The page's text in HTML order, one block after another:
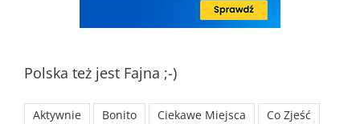
Polska też jest Fajna ;-)
Aktywnie Bonito Ciekawe Miejsca
Co Zjeść